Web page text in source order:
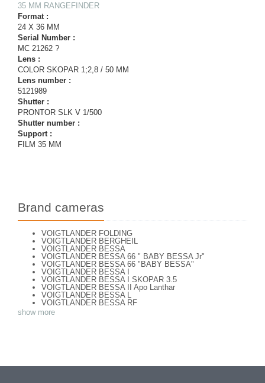
35 MM RANGEFINDER
Format :
24 X 36 MM
Serial Number :
MC 21262 ?
Lens :
COLOR SKOPAR 1;2,8 / 50 MM
Lens number :
5121989
Shutter :
PRONTOR SLK V 1/500
Shutter number :
Support :
FILM 35 MM
Brand cameras
VOIGTLANDER FOLDING
VOIGTLANDER BERGHEIL
VOIGTLANDER BESSA
VOIGTLANDER BESSA 66 " BABY BESSA Jr"
VOIGTLANDER BESSA 66 "BABY BESSA"
VOIGTLANDER BESSA I
VOIGTLANDER BESSA I SKOPAR 3.5
VOIGTLANDER BESSA II Apo Lanthar
VOIGTLANDER BESSA L
VOIGTLANDER BESSA RF
VOIGTLANDER BESSA VOIGTAR 4.5
VOIGTLANDER BRILLANT
show more